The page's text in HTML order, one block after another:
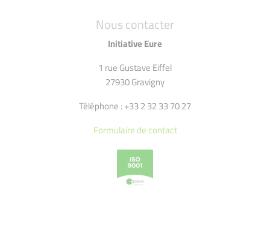
Nous contacter
Initiative Eure
1 rue Gustave Eiffel
27930 Gravigny
Téléphone : +33 2 32 33 70 27
Formulaire de contact